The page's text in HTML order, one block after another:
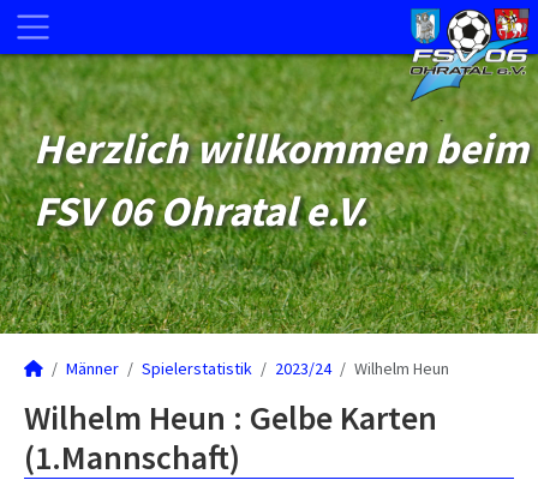
Herzlich willkommen beim
FSV 06 Ohratal e.V.
Männer Spielerstatistik 2023/24 Wilhelm Heun
Wilhelm Heun : Gelbe Karten
(1.Mannschaft)